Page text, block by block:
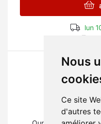
Nous
Ce site
d'autres
lun
The